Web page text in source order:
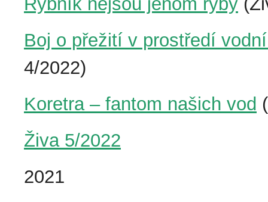
Boj o přežití v prostředí
4/2022)
Koretra – fantom našich vod
Živa 5/2022
2021